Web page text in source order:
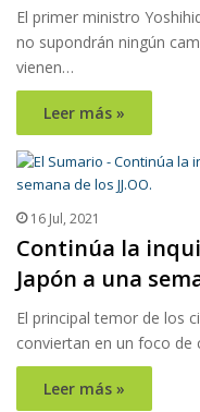
El primer ministro
no supondrán ningún
vienen…
Leer más »
16 Jul, 2021
Continúa la
Japón a una
El principal temor de los
conviertan en un foco
Leer más »